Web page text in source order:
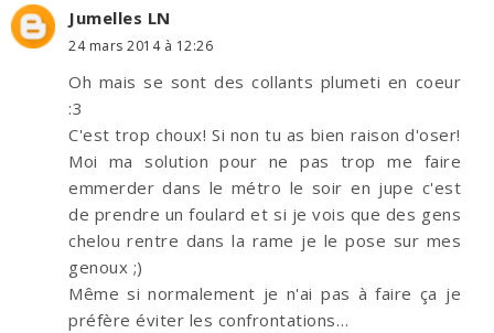
Jumelles LN
24 mars 2014 à 12:26
Oh mais se sont des collants plumeti en coeur
:3
C'est trop choux! Si non tu as bien raison d'oser!
Moi ma solution pour ne pas trop me faire
emmerder dans le métro le soir en jupe c'est
de prendre un foulard et si je vois que des gens
chelou rentre dans la rame je le pose sur mes
genoux ;)
Même si normalement je n'ai pas à faire ça je
préfère éviter les confrontations…